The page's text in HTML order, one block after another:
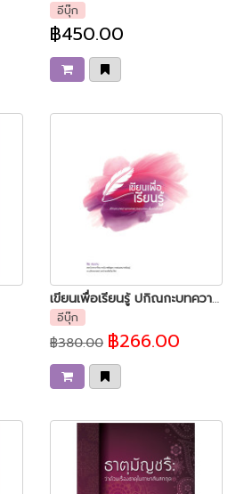
อีบุ๊ก
฿450.00
เขียนเพื่อเรียนรู้ ปกิณกะบทความภาษาและวรรณกรรมเพื่อการศึกษา
อีบุ๊ก
฿380.00 ฿266.00